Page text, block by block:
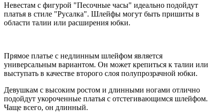
Невестам с фигурой "Песочные часы" идеально подойдут
платья в стиле "Русалка". Шлейфы могут быть пришиты в
области талии или расширения юбки.
Прямое платье с недлинным шлейфом является
универсальным вариантом. Он может крепиться к талии или
выступать в качестве второго слоя полупрозрачной юбки.
Девушкам с высоким ростом и длинными ногами отлично
подойдут укороченные платья с отстегивающимся шлейфом.
Чаще всего, он длинный.